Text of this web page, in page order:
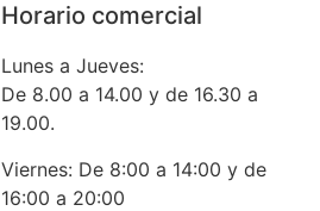
Horario comercial
Lunes a Jueves:
De 8.00 a 14.00 y de 16.30 a
19.00.
Viernes: De 8:00 a 14:00 y de
16:00 a 20:00